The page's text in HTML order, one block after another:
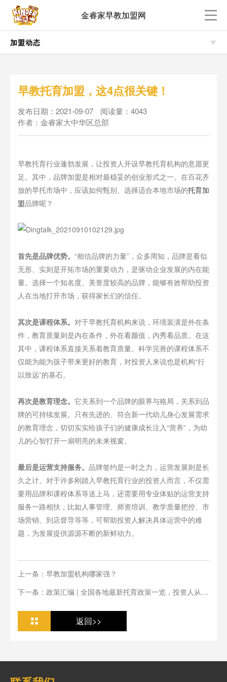
金睿家早教加盟网
加盟动态
早教托育加盟，这4点很关键！
发布日期：2021-09-07
阅读量：4043
作者：金睿家大中华区总部
早教托育行业蓬勃发展，让投资人开设早教托育机构的意愿更
足。其中，品牌加盟是相对最稳妥的创业形式之一。在百花齐
放的早托市场中，应该如何甄别、选择适合本地市场的托育加
盟品牌呢？
首先是品牌优势。 “相信品牌的力量”，众多周知，品牌是看似
无形、实则是开拓市场的重要动力，是驱动企业发展的内在能
量。选择一个知名度、美誉度较高的品牌，能够有效帮助投资
人在当地打开市场，获得家长们的信任。
其次是课程体系。 对于早教托育机构来说，环境装潢是外在条
件，教育质量则是内在条件，外在看颜值，内秀看品质。在这
其中，课程体系直接关系着教育质量。科学完善的课程体系不
仅能为能为孩子带来更好的教育，对投资人来说也是机构“行
以致远”的基石。
再次是教育理念。 它关系到一个品牌的眼界与格局，关系到品
牌的可持续发展。只有先进的、符合新一代幼儿身心发展需求
的教育理念，切切实实给孩子们的健康成长注入“营养”，为幼
儿的心智打开一扇明亮的未来视窗。
最后是运营支持服务。 品牌签约是一时之力，运营发展则是长
久之计。对于许多刚踏入早教托育行业的投资人而言，不仅需
要用品牌和课程体系等送上马，还需要用专业体贴的运营支持
服务一路相扶，比如人事管理、师资培训、教学质量把控、市
场营销、到店督导等等，可帮助投资人解决具体运营中的难
题，为发展提供源源不断的新鲜动力。
上一条：早教加盟机构哪家强？
下一条：政策汇编 | 全国各地最新托育政策一览，投资人从业
返回>>